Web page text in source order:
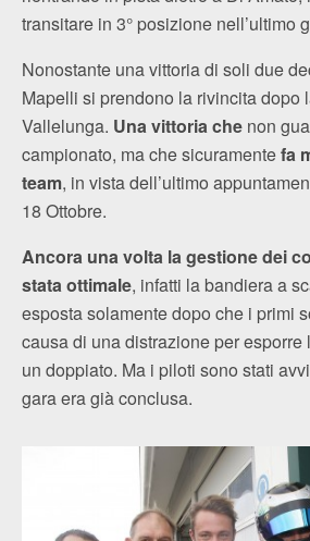
transitare in 3° posizione nell’ultimo
Nonostante una vittoria di soli due
Mapelli si prendono la rivincita dopo
Vallelunga. Una vittoria che non
campionato, ma che sicuramentefa
team, in vista dell’ultimo
18 Ottobre.
Ancora una volta la gestione dei
stata ottimale, infatti la bandiera a
esposta solamente dopo che i primi
causa di una distrazione per esporre
un doppiato. Ma i piloti sono stati
gara era già conclusa.